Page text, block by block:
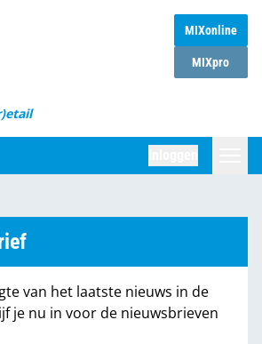
MIXonline
MIXpro
van het laatste nieuws in de
je nu in voor de nieuwsbrieven